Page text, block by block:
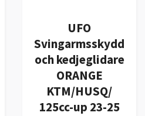
UFO
Svingarmsskydd
och kedjeglidare
ORANGE
KTM/HUSQ/
125cc-up 23-25